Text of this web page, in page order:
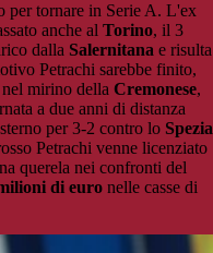
per tornare in Serie A. L'ex
anche al Torino, il 3
dalla Salernitana e risulta
Petrachi sarebbe finito,
nel mirino della Cremonese,
a due anni di distanza
per 3-2 contro lo Spezia
Petrachi venne licenziato
querela nei confronti del
di euro nelle casse di